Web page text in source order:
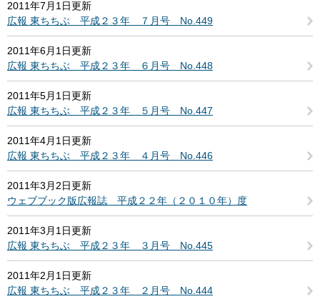
2011年7月1日更新
広報 東ちちぶ 平成２３年 ７月号 No.449
2011年6月1日更新
広報 東ちちぶ 平成２３年 ６月号 No.448
2011年5月1日更新
広報 東ちちぶ 平成２３年 ５月号 No.447
2011年4月1日更新
広報 東ちちぶ 平成２３年 ４月号 No.446
2011年3月2日更新
ウェブブック版広報誌 平成２２年（２０１０年）度
2011年3月1日更新
広報 東ちちぶ 平成２３年 ３月号 No.445
2011年2月1日更新
広報 東ちちぶ 平成２３年 ２月号 No.444